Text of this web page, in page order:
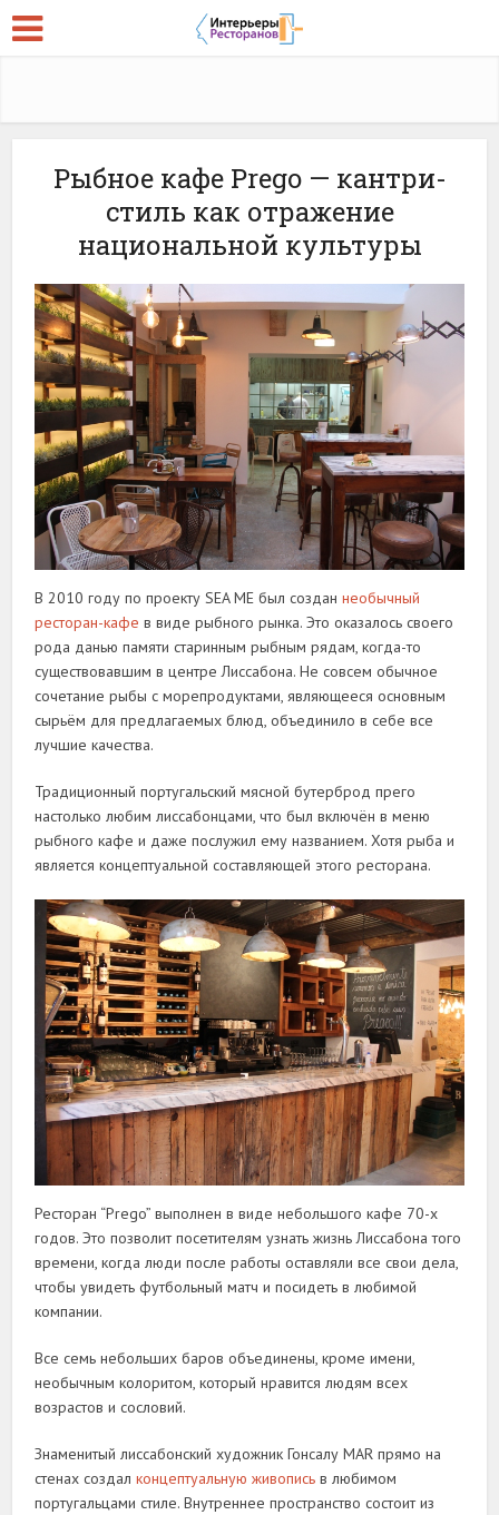
Рыбное кафе Prego — кантри-
стиль как отражение
национальной культуры
В 2010 году по проекту SEA ME был созданнеобычный
ресторан-кафе в виде рыбного рынка. Это оказалось своего
рода данью памяти старинным рыбным рядам, когда-то
существовавшим в центре Лиссабона. Не совсем обычное
сочетание рыбы с морепродуктами, являющееся основным
сырьём для предлагаемых блюд, объединило в себе все
лучшие качества.
Традиционный португальский мясной бутерброд прего
настолько любим лиссабонцами, что был включён в меню
рыбного кафе и даже послужил ему названием. Хотя рыба и
является концептуальной составляющей этого ресторана.
Ресторан “Prego” выполнен в виде небольшого кафе 70-х
годов. Это позволит посетителям узнать жизнь Лиссабона того
времени, когда люди после работы оставляли все свои дела,
чтобы увидеть футбольный матч и посидеть в любимой
компании.
Все семь небольших баров объединены, кроме имени,
необычным колоритом, который нравится людям всех
возрастов и сословий.
Знаменитый лиссабонский художник Гонсалу MAR прямо на
стенах создалконцептуальную живопись в любимом
португальцами стиле. Внутреннее пространство состоит из